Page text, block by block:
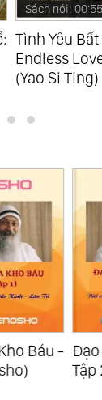
Sách nói:
Tình Yêu Bất
Endless
(Jin Chi)
Báu -